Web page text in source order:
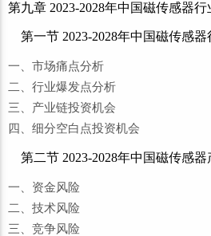
第九章 2023-2028年中国磁传感器
第一节 2023-2028年中国磁传感
一、市场痛点分析
二、行业爆发点分析
三、产业链投资机会
四、细分空白点投资机会
第二节 2023-2028年中国磁传感
一、资金风险
二、技术风险
三、竞争风险